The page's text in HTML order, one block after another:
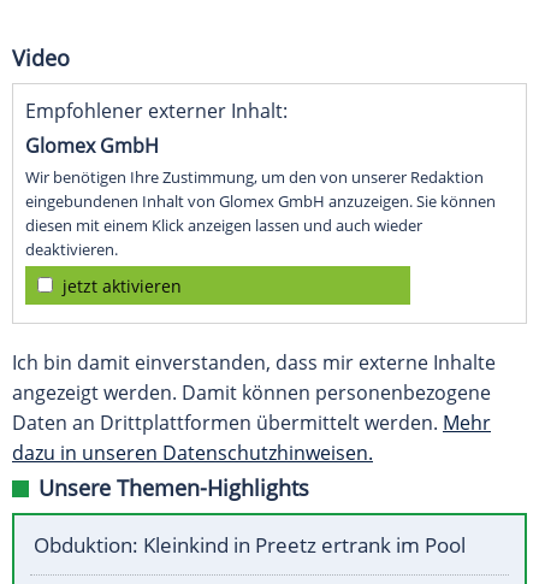
Video
Empfohlener externer Inhalt:
Glomex GmbH
Wir benötigen Ihre Zustimmung, um den von unserer Redaktion
eingebundenen Inhalt von Glomex GmbH anzuzeigen. Sie können
diesen mit einem Klick anzeigen lassen und auch wieder
deaktivieren.
jetzt aktivieren
Ich bin damit einverstanden, dass mir externe Inhalte
angezeigt werden. Damit können personenbezogene
Daten an Drittplattformen übermittelt werden. Mehr
dazu in unseren Datenschutzhinweisen.
Unsere Themen-Highlights
Obduktion: Kleinkind in Preetz ertrank im Pool